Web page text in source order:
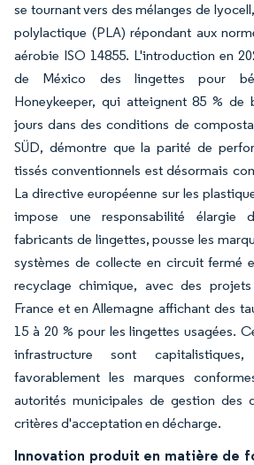
se tournant vers des mélanges de
polylactique (PLA) répondant aux
aérobie ISO 14855. L'introduction en
de México des lingettes pour
Honeykeeper, qui atteignent 85 % de
jours dans des conditions de
SÜD, démontre que la parité de
tissés conventionnels est désormais
La directive européenne sur les
impose une responsabilité élargie
fabricants de lingettes, pousse les
systèmes de collecte en circuit fermé
recyclage chimique, avec des
France et en Allemagne affichant des
15 à 20 % pour les lingettes usagées.
infrastructure sont
favorablement les marques
autorités municipales de gestion des
critères d'acceptation en décharge.
Innovation produit en matière de